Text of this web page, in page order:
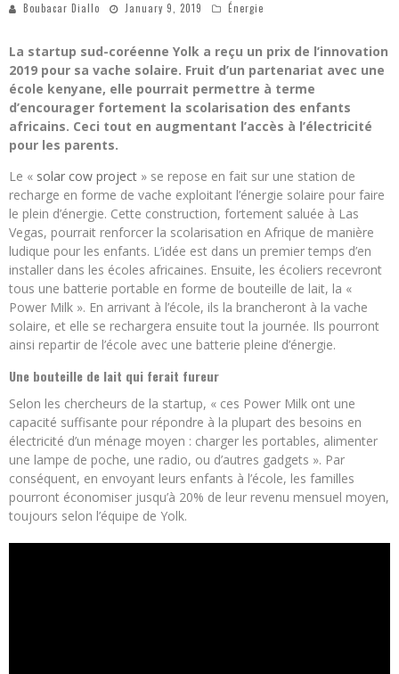
Boubacar Diallo January 9, 2019 Énergie
La startup sud-coréenne Yolk a reçu un prix de l’innovation
2019 pour sa vache solaire. Fruit d’un partenariat avec une
école kenyane, elle pourrait permettre à terme
d’encourager fortement la scolarisation des enfants
africains. Ceci tout en augmentant l’accès à l’électricité
pour les parents.
Le « solar cow project » se repose en fait sur une station de
recharge en forme de vache exploitant l’énergie solaire pour faire
le plein d’énergie. Cette construction, fortement saluée à Las
Vegas, pourrait renforcer la scolarisation en Afrique de manière
ludique pour les enfants. L’idée est dans un premier temps d’en
installer dans les écoles africaines. Ensuite, les écoliers recevront
tous une batterie portable en forme de bouteille de lait, la «
Power Milk ». En arrivant à l’école, ils la brancheront à la vache
solaire, et elle se rechargera ensuite tout la journée. Ils pourront
ainsi repartir de l’école avec une batterie pleine d’énergie.
Une bouteille de lait qui ferait fureur
Selon les chercheurs de la startup, « ces Power Milk ont une
capacité suffisante pour répondre à la plupart des besoins en
électricité d’un ménage moyen : charger les portables, alimenter
une lampe de poche, une radio, ou d’autres gadgets ». Par
conséquent, en envoyant leurs enfants à l’école, les familles
pourront économiser jusqu’à 20% de leur revenu mensuel moyen,
toujours selon l’équipe de Yolk.